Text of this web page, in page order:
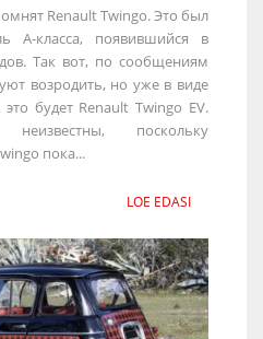
Renault Twingo. Это был
А-класса, появившийся в
Так вот, по сообщениям
возродить, но уже в виде
будет Renault Twingo EV.
поскольку
пока...
LOE EDASI